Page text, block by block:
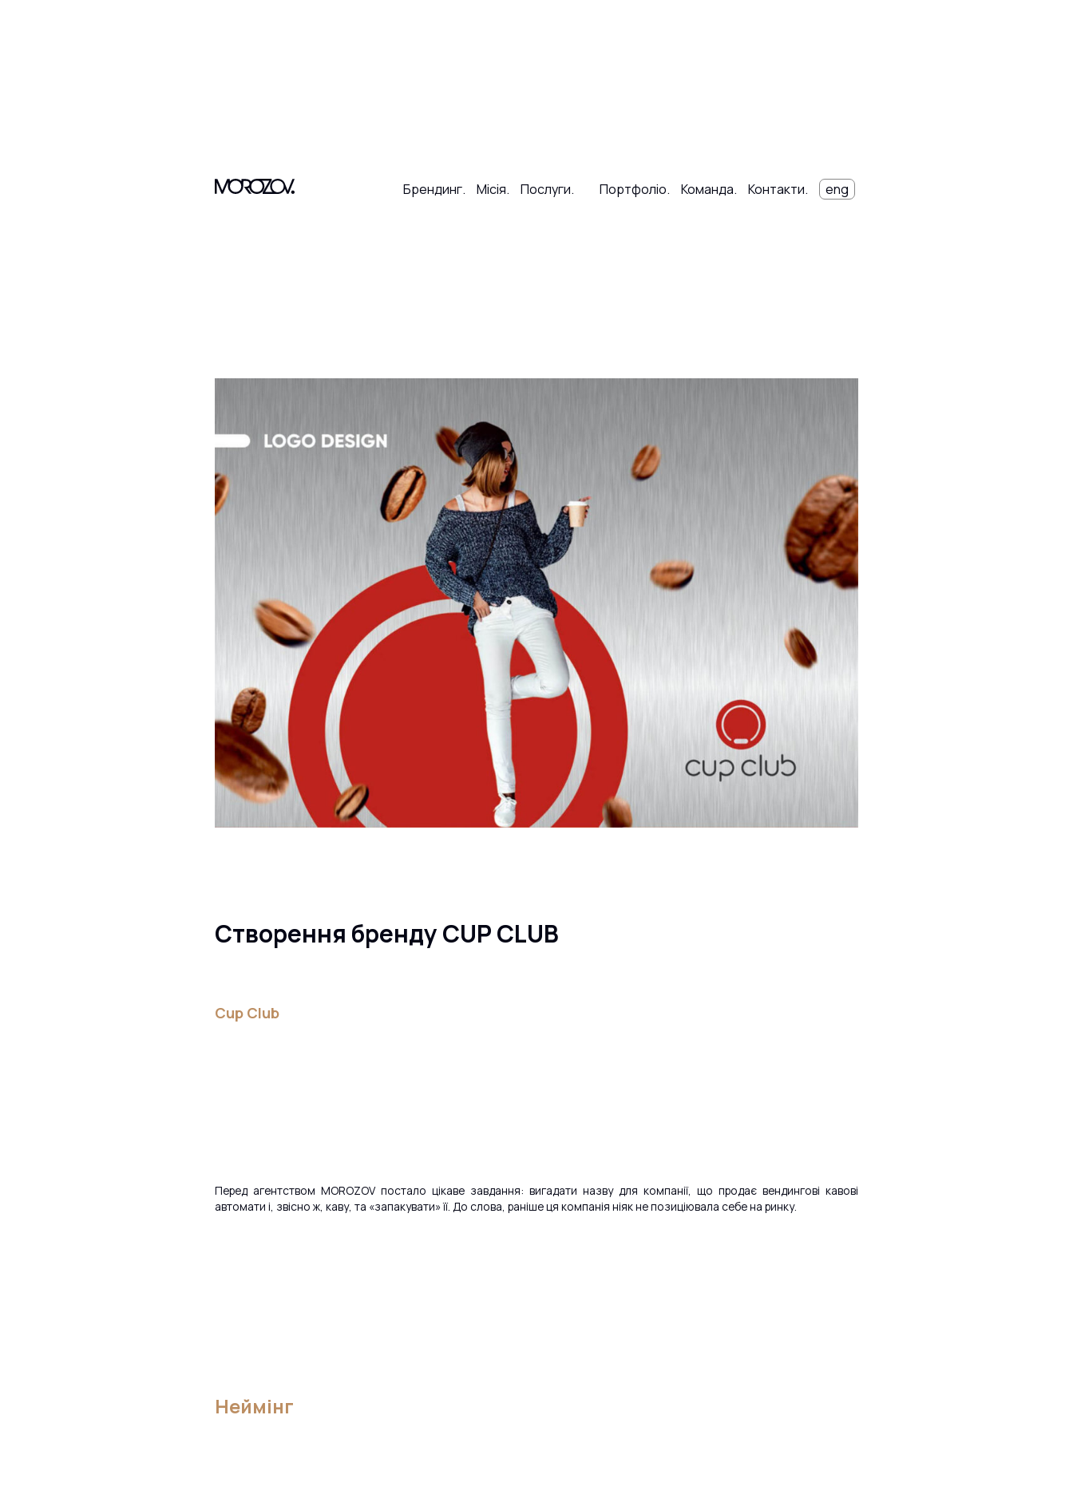
Брендинг. Місія. Послуги. Портфоліо. Команда. Контакти. eng
Створення бренду CUP CLUB
Cup Club
Перед агентством MOROZOV постало цікаве завдання: вигадати назву для компанії, що продає вендингові кавові
автомати і, звісно ж, каву, та «запакувати» її. До слова, раніше ця компанія ніяк не позиціювала себе на ринку.
Неймінг